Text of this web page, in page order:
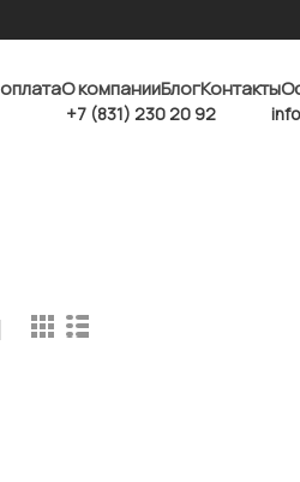
О компанииБлогКонтакты
+7 (831) 230 20 92